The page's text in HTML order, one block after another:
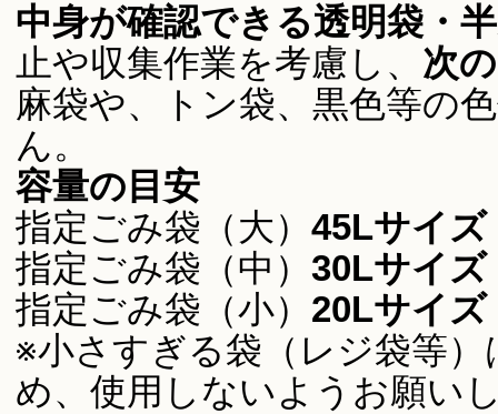
中身が確認できる透明袋・
止や収集作業を考慮し、 次
麻袋や、トン袋、黒色等の
ん。
容量の目安
指定ごみ袋（大） 45Lサイズ
指定ごみ袋（中） 30Lサイズ
指定ごみ袋（小） 20Lサイズ
※小さすぎる袋（レジ袋等
め、使用しないようお願い